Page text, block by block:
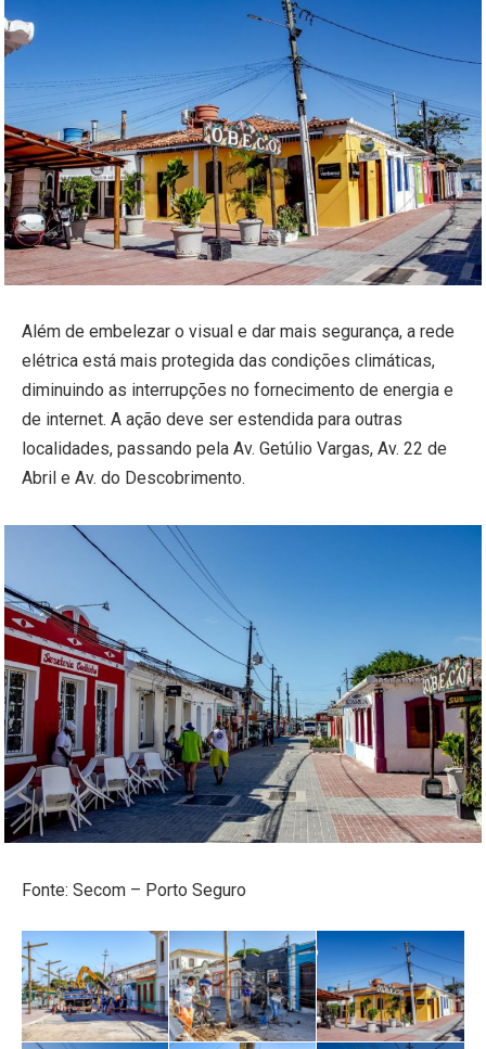
Além de embelezar o visual e dar mais segurança, a rede
elétrica está mais protegida das condições climáticas,
diminuindo as interrupções no fornecimento de energia e
de internet. A ação deve ser estendida para outras
localidades, passando pela Av. Getúlio Vargas, Av. 22 de
Abril e Av. do Descobrimento.
Fonte: Secom – Porto Seguro